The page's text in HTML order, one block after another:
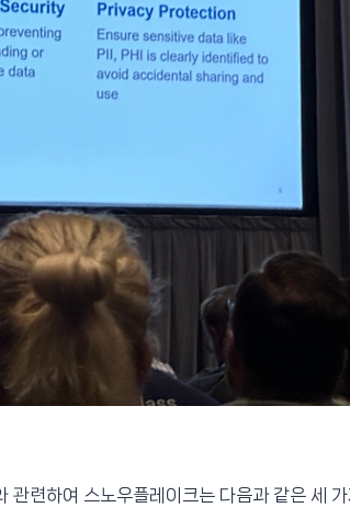
련하여 스노우플레이크는 다음과 같은 세